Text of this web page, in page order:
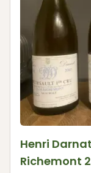
Henri
Richemont